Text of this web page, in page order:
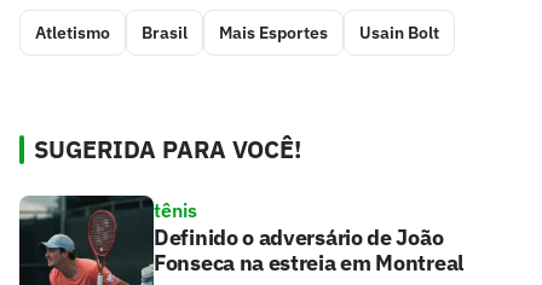
Atletismo Brasil Mais Esportes Usain Bolt
SUGERIDA PARA VOCÊ!
tênis
Definido o adversário de João
Fonseca na estreia em Montreal